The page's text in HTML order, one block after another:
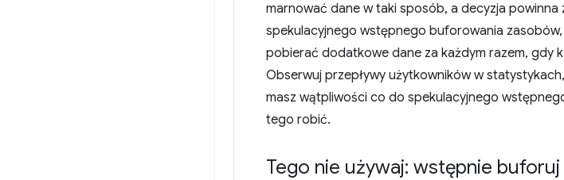
marnować dane w taki sposób, a decyzja
spekulacyjnego wstępnego buforowania
pobierać dodatkowe dane za każdym razem, gdy
Obserwuj przepływy użytkowników w
masz wątpliwości co do spekulacyjnego
tego robić.
Tego nie używaj: wstępnie